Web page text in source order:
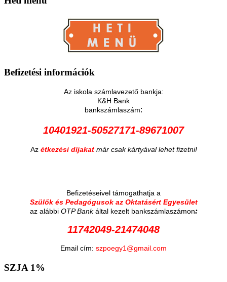
Befizetési információk
Az iskola számlavezető bankja:
K&H Bank
bankszámlaszám:
10401921-50527171-89671007
Az étkezési díjakat már csak kártyával lehet fizetni!
Befizetéseivel támogathatja a
Szülők és Pedagógusok az Oktatásért Egyesület
az alábbi OTP Bankáltal kezelt bankszámlaszámon:
11742049-21474048
Email cím: szpoegy1@gmail.com
SZJA 1%